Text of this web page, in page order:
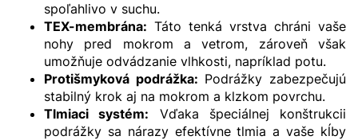
spoľahlivo v suchu.
TEX-membrána: Táto tenká vrstva chráni vaše
nohy pred mokrom a vetrom, zároveň však
umožňuje odvádzanie vlhkosti, napríklad potu.
Protišmyková podrážka: Podrážky zabezpečujú
stabilný krok aj na mokrom a klzkom povrchu.
Tlmiaci systém: Vďaka špeciálnej konštrukcii
podrážky sa nárazy efektívne tlmia a vaše kĺby